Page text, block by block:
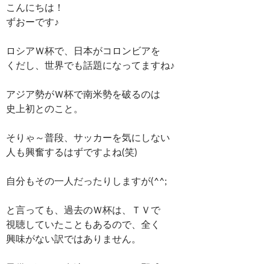
こんにちは！
ずおーです♪
ロシアＷ杯で、日本がコロンビアを
くだし、世界でも話題になってますね♪
アジア勢がＷ杯で南米勢を破るのは
史上初とのこと。
そりゃ～普段、サッカーを気にしない
人も興奮するはずですよね(笑)
自分もその一人だったりしますが(^^;
と言っても、過去のＷ杯は、ＴＶで
視聴していたこともあるので、全く
興味がない訳ではありません。